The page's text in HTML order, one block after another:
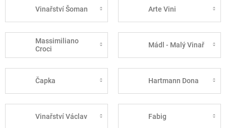
Vinařství Šoman Arte Vini
Massimiliano
Croci
Mádl - Malý Vinař
Čapka Hartmann Dona
Vinařství Václav Fabig